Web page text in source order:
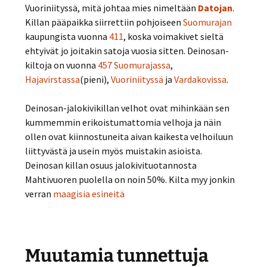
Vuoriniityssä, mitä johtaa mies nimeltään Datojan.
Killan pääpaikka siirrettiin pohjoiseenSuomurajan
kaupungista vuonna 411, koska voimakivet sieltä
ehtyivät jo joitakin satoja vuosia sitten. Deinosan-
kiltoja on vuonna 457Suomurajassa,
Hajavirstassa(pieni),Vuoriniityssä jaVardakovissa.
Deinosan-jalokivikillan velhot ovat mihinkään sen
kummemmin erikoistumattomia velhoja ja näin
ollen ovat kiinnostuneita aivan kaikesta velhoiluun
liittyvästä ja usein myös muistakin asioista.
Deinosan killan osuus jalokivituotannosta
Mahtivuoren puolella on noin 50%. Kilta myy jonkin
verran maagisia esineitä
Muutamia tunnettuja